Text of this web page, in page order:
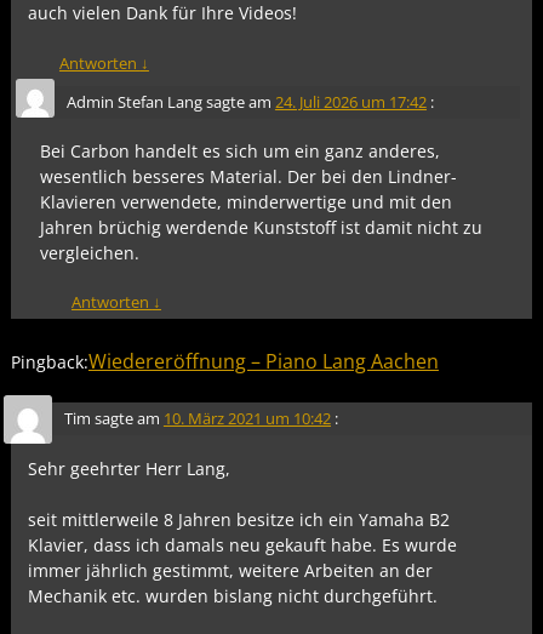
auch vielen Dank für Ihre Videos!
Antworten ↓
Admin Stefan Langsagte am 24. Juli 2026 um 17:42 :
Bei Carbon handelt es sich um ein ganz anderes,
wesentlich besseres Material. Der bei den Lindner-
Klavieren verwendete, minderwertige und mit den
Jahren brüchig werdende Kunststoff ist damit nicht zu
vergleichen.
Antworten ↓
Pingback:Wiedereröffnung – Piano Lang Aachen
Tim sagte am 10. März 2021 um 10:42 :
Sehr geehrter Herr Lang,
seit mittlerweile 8 Jahren besitze ich ein Yamaha B2
Klavier, dass ich damals neu gekauft habe. Es wurde
immer jährlich gestimmt, weitere Arbeiten an der
Mechanik etc. wurden bislang nicht durchgeführt.